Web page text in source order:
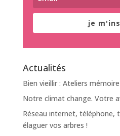
je
Actualités
Bien vieillir : Ateliers mémoire
Notre climat change. Votre
Réseau internet, téléphone,
élaguer vos arbres !